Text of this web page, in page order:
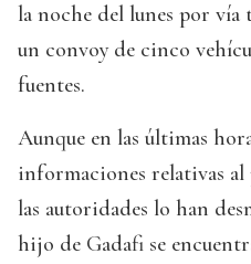
la noche del lunes por vía
un convoy de cinco
fuentes.
Aunque en las últimas
informaciones relativas al
las autoridades lo han
hijo de Gadafi se